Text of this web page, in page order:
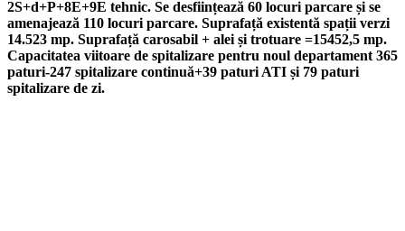
2S+d+P+8E+9E tehnic. Se desființează 60 locuri parcare și se
amenajează 110 locuri parcare. Suprafață existentă spații verzi
14.523 mp. Suprafață carosabil + alei și trotuare =15452,5 mp.
Capacitatea viitoare de spitalizare pentru noul departament 365
paturi-247 spitalizare continuă+39 paturi ATI și 79 paturi
spitalizare de zi.